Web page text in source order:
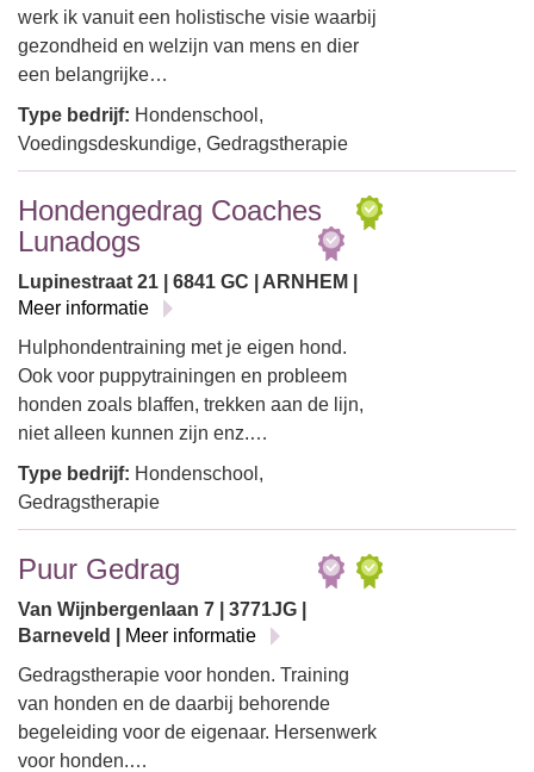
werk ik vanuit een holistische visie waarbij
gezondheid en welzijn van mens en dier
een belangrijke…
Type bedrijf: Hondenschool,
Voedingsdeskundige, Gedragstherapie
Hondengedrag Coaches
Lunadogs
Lupinestraat 21 | 6841 GC | ARNHEM |
Meer informatie
Hulphondentraining met je eigen hond.
Ook voor puppytrainingen en probleem
honden zoals blaffen, trekken aan de lijn,
niet alleen kunnen zijn enz.…
Type bedrijf: Hondenschool,
Gedragstherapie
Puur Gedrag
Van Wijnbergenlaan 7 | 3771JG |
Barneveld |
Meer informatie
Gedragstherapie voor honden. Training
van honden en de daarbij behorende
begeleiding voor de eigenaar. Hersenwerk
voor honden.…